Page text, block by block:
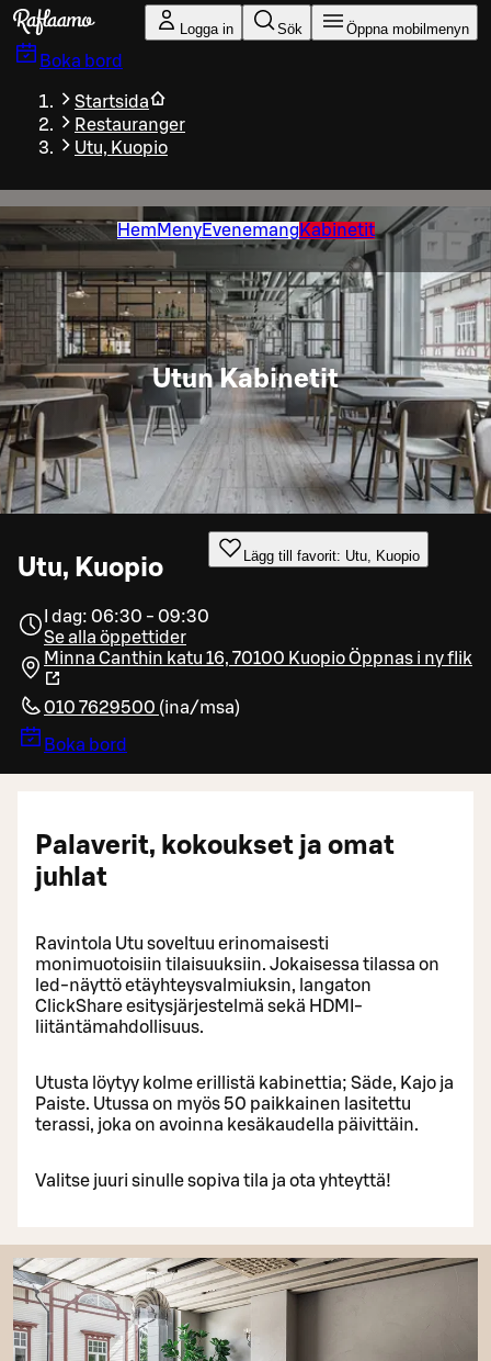
Gå till huvudinnehållet
Logga in Sök Öppna mobilmenyn
Boka bord
Startsida
Restauranger
Utu, Kuopio
Hem MenyEvenemangKabinetit
Utun Kabinetit
Utu, Kuopio Lägg till favorit: Utu, Kuopio
I dag: 06:30 - 09:30
Se alla öppettider
Minna Canthin katu 16, 70100 KuopioÖppnas i ny flik
010 7629500 (ina/msa)
Boka bord
Palaverit, kokoukset ja omat
juhlat
Ravintola Utu soveltuu erinomaisesti
monimuotoisiin tilaisuuksiin. Jokaisessa tilassa on
led-näyttö etäyhteysvalmiuksin, langaton
ClickShare esitysjärjestelmä sekä HDMI-
liitäntämahdollisuus.
Utusta löytyy kolme erillistä kabinettia; Säde, Kajo ja
Paiste. Utussa on myös 50 paikkainen lasitettu
terassi, joka on avoinna kesäkaudella päivittäin.
Valitse juuri sinulle sopiva tila ja ota yhteyttä!